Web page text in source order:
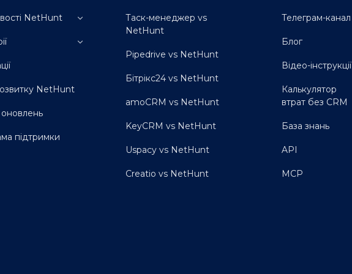
NetHunt
продажу
відділу продажів
нерухомості
забудовників
NetHunt
оновлень
підтримки
Таск-менеджер vs
NetHunt
Pipedrive vs NetHunt
Бітрікс24 vs NetHunt
amoCRM vs NetHunt
KeyCRM vs NetHunt
Uspacy vs NetHunt
Creatio vs NetHunt
Телеграм-канал
Блог
Відео-інструкції
Калькулятор
втрат без CRM
База знань
API
MCP